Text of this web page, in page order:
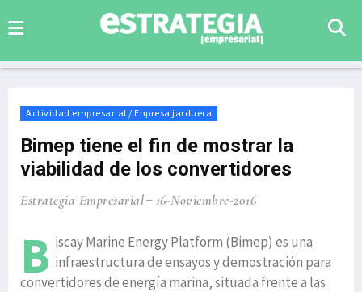
Actividad empresarial / Enpresa jarduera
Bimep tiene el fin de mostrar la
viabilidad de los convertidores
Estrategia Empresarial 16-Noviembre-2016
B iscay Marine Energy Platform (Bimep) es una
infraestructura de ensayos y demostración para
convertidores de energía marina, situada frente a las